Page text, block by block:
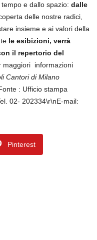
e dallo spazio: dalle
delle nostre radici,
insieme e ai valori della
le esibizioni, verrà
il repertorio del
maggiori informazioni
Cantori di Milano
: Ufficio stampa
02- 202334\r\nE-mail:
Pinterest